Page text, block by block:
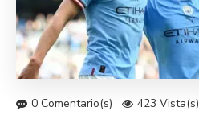
0 Comentario(s) 423 Vista(s)